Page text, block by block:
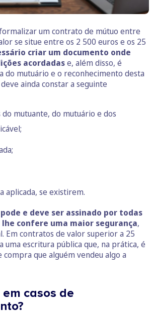
um contrato de mútuo entre
se situe entre os 2 500 euros e os 25
criar um documento onde
acordadase, além disso, é
do mutuário e o reconhecimento desta
ainda constar a seguinte
do mutuante, do mutuário e dos
aplicada, se existirem.
e deve ser assinado por todas
confere uma maior segurança,
Em contratos de valor superior a 25
uma escritura pública que, na prática, é
compra que alguém vendeu algo a
casos de